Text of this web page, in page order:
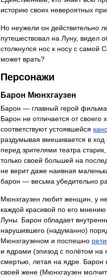
историю своих невероятных
Но неужели он действительно
путешествовал на Луну, видел
столкнулся нос к носу с самой
может врать?
Персонажи
Барон Мюнхгаузен
Барон — главный герой фильма
Барон не отличается от своего
соответствуют устоявшейся
раздумывая вмешивается в ход
перед зрителями театра старик
только своей большей на
не верит даже наивная
барон — весьма убедительно
Мюнхгаузен любит женщин у
каждой красивой по его мнению
Луны Барон обладает
нарушившего (надуманно)
Мюнхгаузеном и поспешно
и ядрами (эпизод с полётом на
смертью
летая на ядре Барон
своей жене (Мюнхгаузен молчит